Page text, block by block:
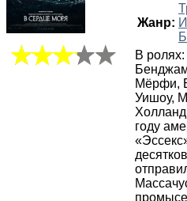
Жанр:
В
Мёрфи,
Уишоу,
году